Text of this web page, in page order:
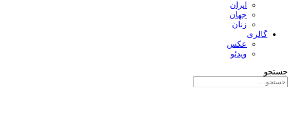
ایران
جهان
زنان
گالری
عکس
ویدئو
جستجو